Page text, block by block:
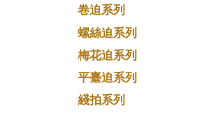
十字鏈系列
十字車花鏈系列
十字閃O鏈系列
十字錘打鏈系列
側身車花鏈系列
卷迫系列
螺絲迫系列
梅花迫系列
平臺迫系列
綫拍系列